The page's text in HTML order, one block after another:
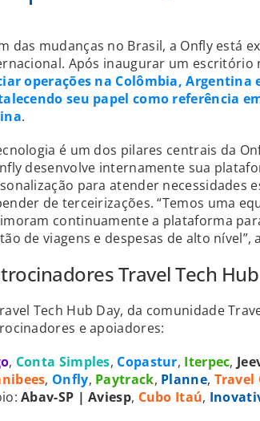
das mudanças no Brasil, a Onfly está
Após inaugurar um escritório
operações na Colômbia, Argentina
seu papel como referência
.
é um dos pilares centrais da
desenvolve internamente sua
para atender necessidades
de terceirizações. “Temos uma
continuamente a plataforma
de viagens e despesas de alto nível”,
Travel Tech
Tech Hub Day, da comunidade
e apoiadores:
, Conta Simples, Copastur, Iterpec,
, Onfly, Paytrack, Planne, Travel
Abav-SP | Aviesp, Cubo Itaú,